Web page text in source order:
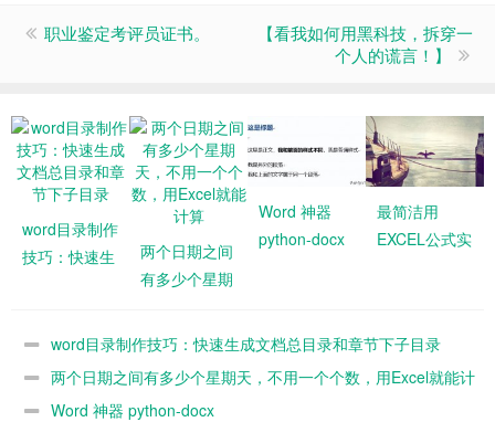
职业鉴定考评员证书。
【看我如何用黑科技，拆穿一
个人的谎言！】
word目录制作
技巧：快速生
录
两个日期之间
有多少个星期
个数，用
算
Word 神器
python-docx
最简洁用
EXCEL公式实
word目录制作技巧：快速生成文档总目录和章节下子目录
两个日期之间有多少个星期天，不用一个个数，用Excel就能计
算 Word 神器 python-docx